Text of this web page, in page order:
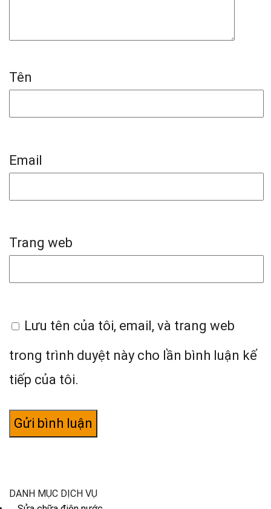
Tên
Email
Trang web
Lưu tên của tôi, email, và trang web
trong trình duyệt này cho lần bình luận kế
tiếp của tôi.
DANH MỤC DỊCH VỤ